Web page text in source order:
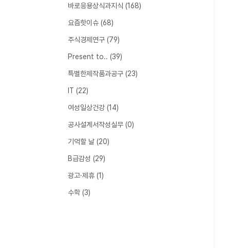
바로응용상식과지식 (168)
요즘핫이슈 (68)
주식경제연구 (79)
Present to.. (39)
특별한제작품과공구 (23)
IT (22)
여성일상건강 (14)
공사설계서작성실무 (0)
기억할 날 (20)
B급감성 (29)
광고·제휴 (1)
수학 (3)